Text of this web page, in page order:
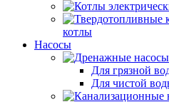
котлы
Насосы
Для грязной
Для чистой